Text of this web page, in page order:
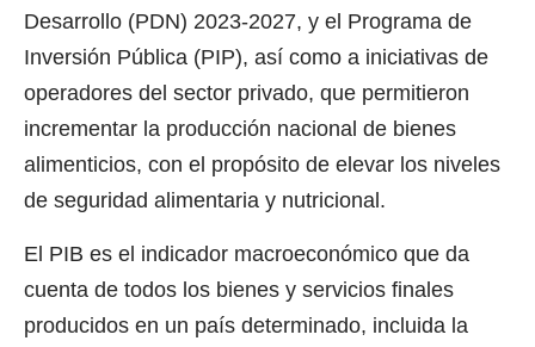
Desarrollo (PDN) 2023-2027, y el Programa de
Inversión Pública (PIP), así como a iniciativas de
operadores del sector privado, que permitieron
incrementar la producción nacional de bienes
alimenticios, con el propósito de elevar los niveles
de seguridad alimentaria y nutricional.
El PIB es el indicador macroeconómico que da
cuenta de todos los bienes y servicios finales
producidos en un país determinado, incluida la